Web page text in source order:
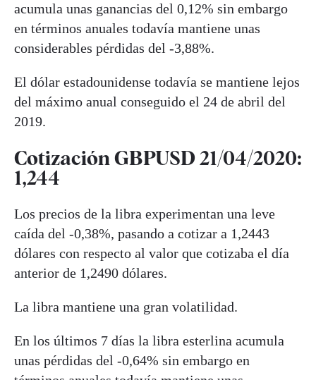
acumula unas ganancias del 0,12% sin embargo
en términos anuales todavía mantiene unas
considerables pérdidas del -3,88%.
El dólar estadounidense todavía se mantiene lejos
del máximo anual conseguido el 24 de abril del
2019.
Cotización GBPUSD 21/04/2020:
1,244
Los precios de la libra experimentan una leve
caída del -0,38%, pasando a cotizar a 1,2443
dólares con respecto al valor que cotizaba el día
anterior de 1,2490 dólares.
La libra mantiene una gran volatilidad.
En los últimos 7 días la libra esterlina acumula
unas pérdidas del -0,64% sin embargo en